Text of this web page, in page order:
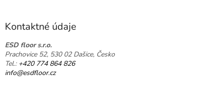
Kontaktné údaje
ESD floor s.r.o.
Prachovice 52, 530 02 Dašice, Česko
Tel.: +420 774 864 826
info@esdfloor.cz